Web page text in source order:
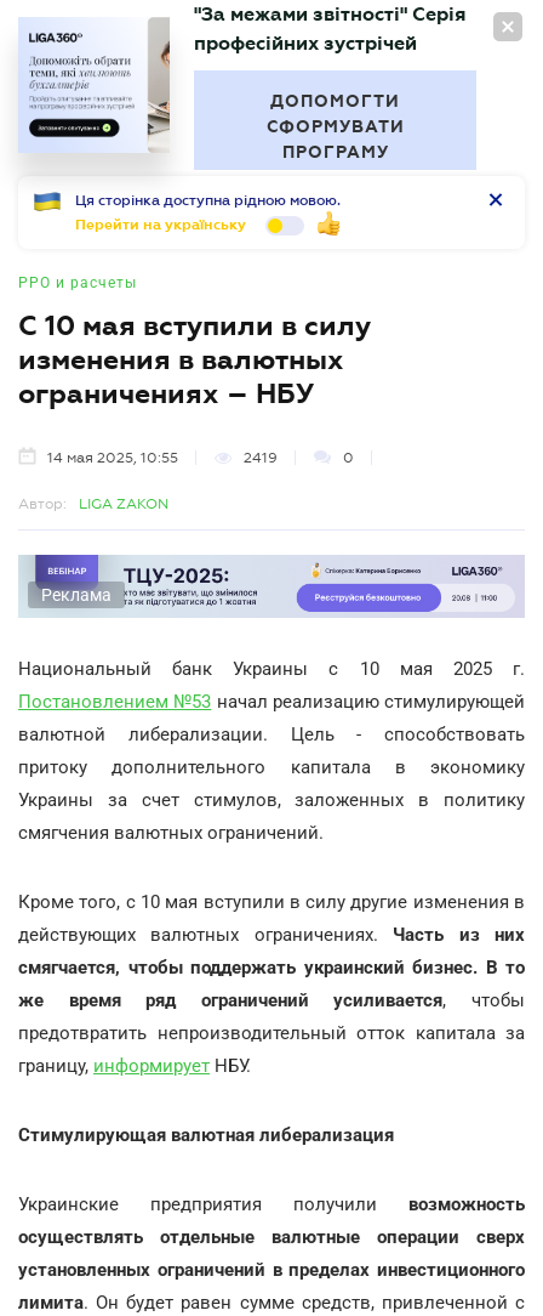
RU
БУХГАЛТЕР
"За межами звітності" Серія
професійних зустрічей
ДОПОМОГТИ
СФОРМУВАТИ
ПРОГРАМУ
Ця сторінка доступна рідною мовою.
Перейти на українську
РРО и расчеты
С 10 мая вступили в силу
изменения в валютных
ограничениях – НБУ
14 мая 2025, 10:55 2419 0
Автор: LIGA ZAKON
Реклама
Национальный банк Украины с 10 мая 2025 г.
Постановлением №53 начал реализацию стимулирующей
валютной либерализации. Цель - способствовать
притоку дополнительного капитала в экономику
Украины за счет стимулов, заложенных в политику
смягчения валютных ограничений.
Кроме того, с 10 мая вступили в силу другие изменения в
действующих валютных ограничениях. Часть из них
смягчается, чтобы поддержать украинский бизнес. В то
же время ряд ограничений усиливается, чтобы
предотвратить непроизводительный отток капитала за
границу, информирует НБУ.
Стимулирующая валютная либерализация
Украинские предприятия получили возможность
осуществлять отдельные валютные операции сверх
установленных ограничений в пределах инвестиционного
лимита. Он будет равен сумме средств, привлеченной с